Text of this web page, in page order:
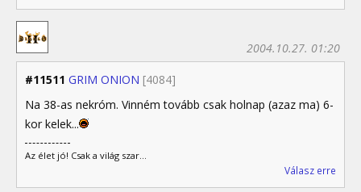
#11511 GRIM ONION [4084]
2004.10.27. 01:20
Na 38-as nekróm. Vinném tovább csak holnap (azaz ma) 6-
kor kelek...
Az élet jó! Csak a világ szar...
Válasz erre